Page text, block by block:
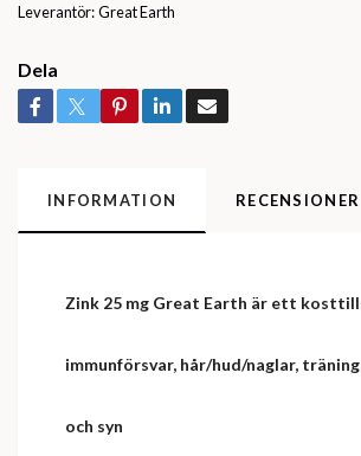
Leverantör:Great Earth
Dela
INFORMATION RECENSIONER
Zink 25 mg Great Earth är ett
immunförsvar, hår/hud/naglar,
och syn